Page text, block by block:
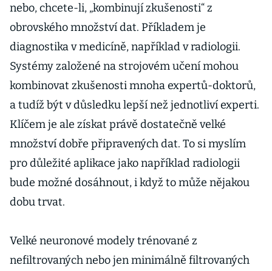
nebo, chcete-li, „kombinují zkušenosti“ z
obrovského množství dat. Příkladem je
diagnostika v medicíně, například v radiologii.
Systémy založené na strojovém učení mohou
kombinovat zkušenosti mnoha expertů-doktorů,
a tudíž být v důsledku lepší než jednotliví experti.
Klíčem je ale získat právě dostatečně velké
množství dobře připravených dat. To si myslím
pro důležité aplikace jako například radiologii
bude možné dosáhnout, i když to může nějakou
dobu trvat.
Velké neuronové modely trénované z
nefiltrovaných nebo jen minimálně filtrovaných